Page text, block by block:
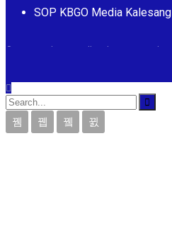
SOP KBGO Media Kalesang
© 2026 - Kalesang. All Rights Reserved.